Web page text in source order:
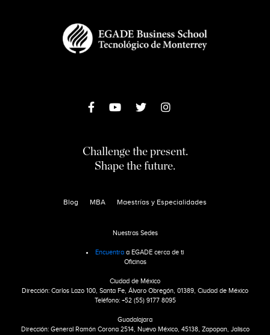
Challenge the present.
Shape the future.
Blog MBA Maestrías y Especialidades
Nuestras Sedes
Encuentra a EGADE cerca de ti
Oficinas
Ciudad de México
Dirección: Carlos Lazo 100, Santa Fe, Álvaro Obregón, 01389, Ciudad de México
Teléfono: +52 (55) 9177 8095
Guadalajara
Dirección: General Ramón Corona 2514, Nuevo México, 45138, Zapopan, Jalisco